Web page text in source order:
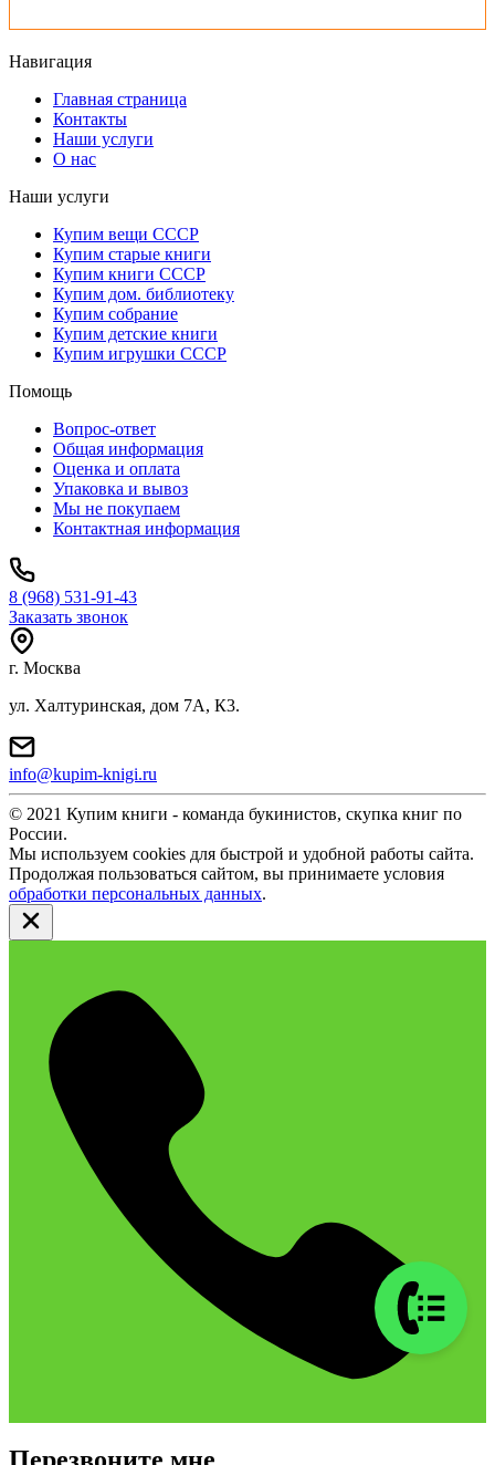
Навигация
Главная страница
Контакты
Наши услуги
О нас
Наши услуги
Купим вещи СССР
Купим старые книги
Купим книги СССР
Купим дом. библиотеку
Купим собрание
Купим детские книги
Купим игрушки СССР
Помощь
Вопрос-ответ
Общая информация
Оценка и оплата
Упаковка и вывоз
Мы не покупаем
Контактная информация
8 (968) 531-91-43
Заказать звонок
г. Москва
ул. Халтуринская, дом 7А, К3.
info@kupim-knigi.ru
© 2021 Купим книги - команда букинистов, скупка книг по
России.
Мы используем cookies для быстрой и удобной работы сайта.
Продолжая пользоваться сайтом, вы принимаете условия
обработки персональных данных.
Перезвоните мне